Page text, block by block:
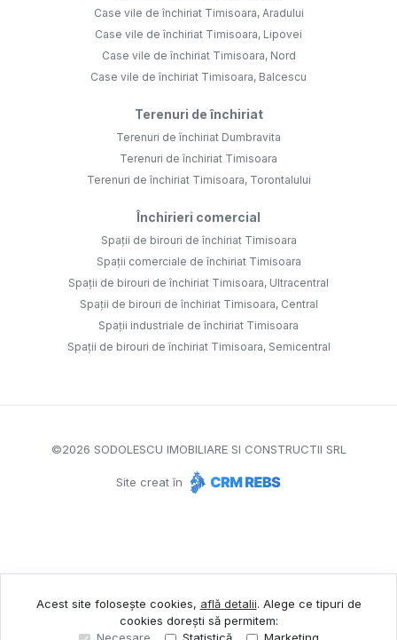
Case vile de închiriat Timisoara, Aradului
Case vile de închiriat Timisoara, Lipovei
Case vile de închiriat Timisoara, Nord
Case vile de închiriat Timisoara, Balcescu
Terenuri de închiriat
Terenuri de închiriat Dumbravita
Terenuri de închiriat Timisoara
Terenuri de închiriat Timisoara, Torontalului
Închirieri comercial
Spații de birouri de închiriat Timisoara
Spații comerciale de închiriat Timisoara
Spații de birouri de închiriat Timisoara, Ultracentral
Spații de birouri de închiriat Timisoara, Central
Spații industriale de închiriat Timisoara
Spații de birouri de închiriat Timisoara, Semicentral
©2026 SODOLESCU IMOBILIARE SI CONSTRUCTII SRL
Site creat în
Acest site folosește cookies, află detalii. Alege ce tipuri de
cookies dorești să permitem: